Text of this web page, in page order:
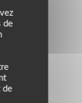
de
de